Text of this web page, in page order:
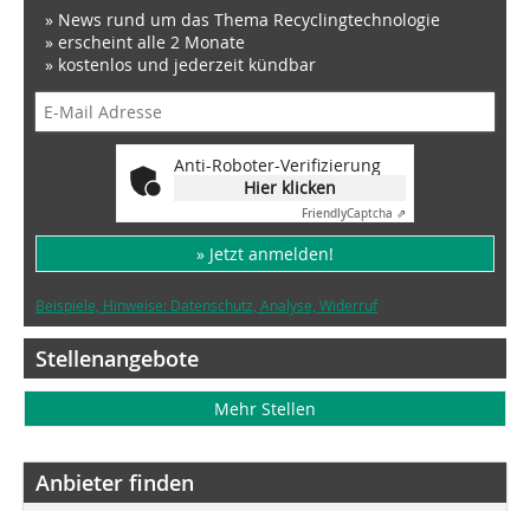
» News rund um das Thema Recyclingtechnologie
» erscheint alle 2 Monate
» kostenlos und jederzeit kündbar
Anti-Roboter-Verifizierung
Hier klicken
FriendlyCaptcha ⇗
» Jetzt anmelden!
Beispiele, Hinweise: Datenschutz, Analyse, Widerruf
Stellenangebote
Mehr Stellen
Anbieter finden